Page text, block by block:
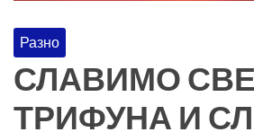
Разно
СЛАВИМО
ТРИФУНА И